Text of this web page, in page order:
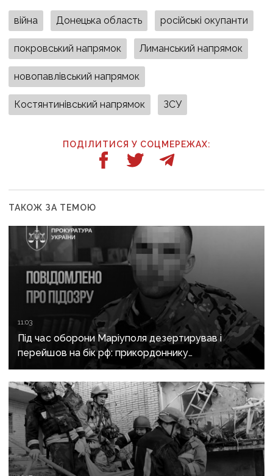
війна Донецька область російські окупанти
покровський напрямок Лиманський напрямок
новопавлівський напрямок
Костянтинівський напрямок ЗСУ
ПОДІЛИТИСЯ У СОЦМЕРЕЖАХ:
ТАКОЖ ЗА ТЕМОЮ
11:03
Під час оборони Маріуполя дезертирував і
перейшов на бік рф: прикордоннику
з «Азовсталі» повідомили про підозру